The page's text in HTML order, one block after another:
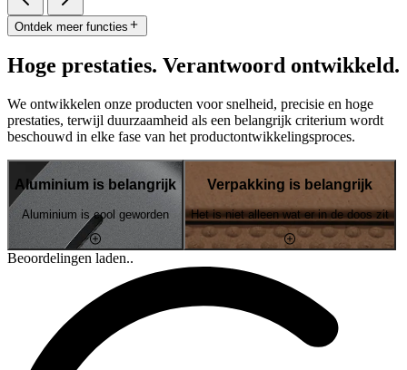
Ontdek meer functies
Hoge prestaties. Verantwoord ontwikkeld.
We ontwikkelen onze producten voor snelheid, precisie en hoge
prestaties, terwijl duurzaamheid als een belangrijk criterium wordt
beschouwd in elke fase van het productontwikkelingsproces.
Aluminium is belangrijk
Aluminium is cool geworden
Verpakking is belangrijk
Het is niet alleen wat er in de doos zit
Beoordelingen laden..